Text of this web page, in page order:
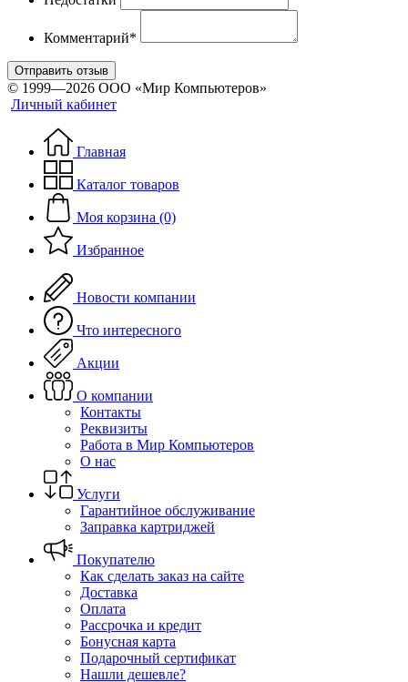
Комментарий*
Отправить отзыв
© 1999—2026 ООО «Мир Компьютеров»
Личный кабинет
Главная
Каталог товаров
Моя корзина (0)
Избранное
Новости компании
Что интересного
Акции
О компании
Контакты
Реквизиты
Работа в Мир Компьютеров
О нас
Услуги
Гарантийное обслуживание
Заправка картриджей
Покупателю
Как сделать заказ на сайте
Доставка
Оплата
Рассрочка и кредит
Бонусная карта
Подарочный сертификат
Нашли дешевле?